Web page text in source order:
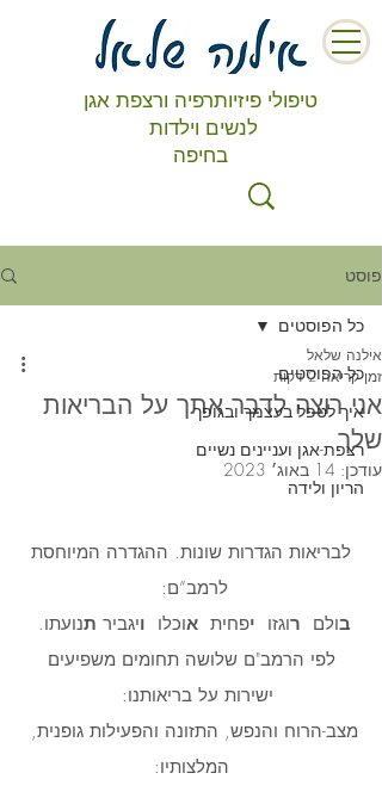
טיפולי פיזיותרפיה ורצפת אגן
לנשים וילדות
בחיפה
פוסט
כל הפוסטים
איך לטפל בעצמך ובגופך
רצפת-אגן ועניינים נשיים
הריון ולידה
כל הפוסטים
אני רוצה לדבר אתך על הבריאות
שלך
אילנה שלאל
זמן קריאה 2 דקות
עודכן: 14 באוג׳ 2023
לבריאות הגדרות שונות. ההגדרה המיוחסת
לרמב”ם:
בולם רוגזו יפחית אוכלו ויגביר תנועתו.
לפי הרמב"ם שלושה תחומים משפיעים
ישירות על בריאותנו:
מצב-הרוח והנפש, התזונה והפעילות גופנית,
המלצותיו: